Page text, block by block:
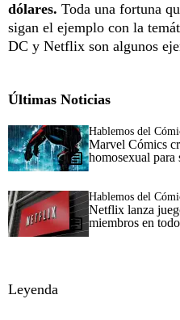
dólares. Toda una fortuna
sigan el ejemplo con la
DC y Netflix son algunos
Últimas Noticias
Hablemos del
Marvel Cómics
homosexual
Hablemos del
Netflix lanza
miembros en
Leyenda